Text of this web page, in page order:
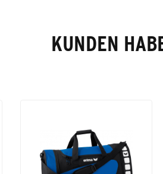
KUNDEN